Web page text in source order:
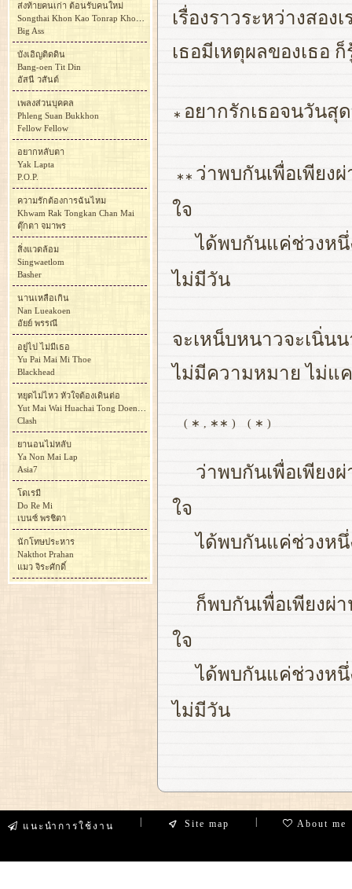
เรื่องราวระหว่างสอง
เธอมีเหตุผลของเธอ
∗ อยากรักเธอจนวันสุ
∗∗ ว่าพบกันเพื่อเพียง
ใจ
ได้พบกันแค่ช่วงหนึ่
ไม่มีวัน
จะเหน็บหนาวจะเนิ่น
ไม่มีความหมาย ไม่แ
( ∗ , ∗∗ ) ( ∗ )
ว่าพบกันเพื่อเพียง
ใจ
ได้พบกันแค่ช่วงหนึ่
ก็พบกันเพื่อเพียงผ่
ใจ
ได้พบกันแค่ช่วงหนึ่
ไม่มีวัน
ส่งท้ายคนเก่า ต้อนรับคนใหม่
Songthai Khon Kao Tonrap Khon Mai
Big Ass
บังเอิญติดดิน
Bang-oen Tit Din
อัสนี วสันต์
เพลงส่วนบุคคล
Phleng Suan Bukkhon
Fellow Fellow
อยากหลับตา
Yak Lapta
P.O.P.
ความรักต้องการฉันไหม
Khwam Rak Tongkan Chan Mai
ตุ๊กตา จมาพร
สิ่งแวดล้อม
Singwaetlom
Basher
นานเหลือเกิน
Nan Lueakoen
อัยย์ พรรณี
อยู่ไป ไม่มีเธอ
Yu Pai Mai Mi Thoe
Blackhead
หยุดไม่ไหว หัวใจต้องเดินต่อ
Yut Mai Wai Huachai Tong Doen To
Clash
ยานอนไม่หลับ
Ya Non Mai Lap
Asia7
โดเรมี
Do Re Mi
เบนซ์ พรชิตา
นักโทษประหาร
Nakthot Prahan
แมว จิระศักดิ์
แนะนำการใช้งาน Site map About me